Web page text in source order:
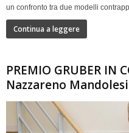
un confronto tra due modelli
Continua a leggere
PREMIO GRUBER IN
Nazzareno Mandolesi